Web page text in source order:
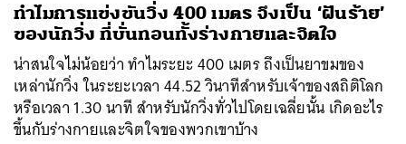
ทำไมการแข่งขันวิ่ง 400 เมตร จึงเป็น ‘ฝันร้าย’
ของนักวิ่ง ที่บั่นทอนทั้งร่างกายและจิตใจ
น่าสนใจไม่น้อยว่า ทำไมระยะ 400 เมตร ถึงเป็นยาขมของ
เหล่านักวิ่ง ในระยะเวลา 44.52 วินาทีสำหรับเจ้าของสถิติโลก
หรือเวลา 1.30 นาที สำหรับนักวิ่งทั่วไปโดยเฉลี่ยนั้น เกิดอะไร
ขึ้นกับร่างกายและจิตใจของพวกเขาบ้าง